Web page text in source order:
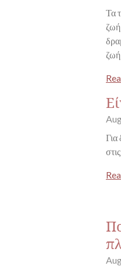
Τα
ζωή
Για